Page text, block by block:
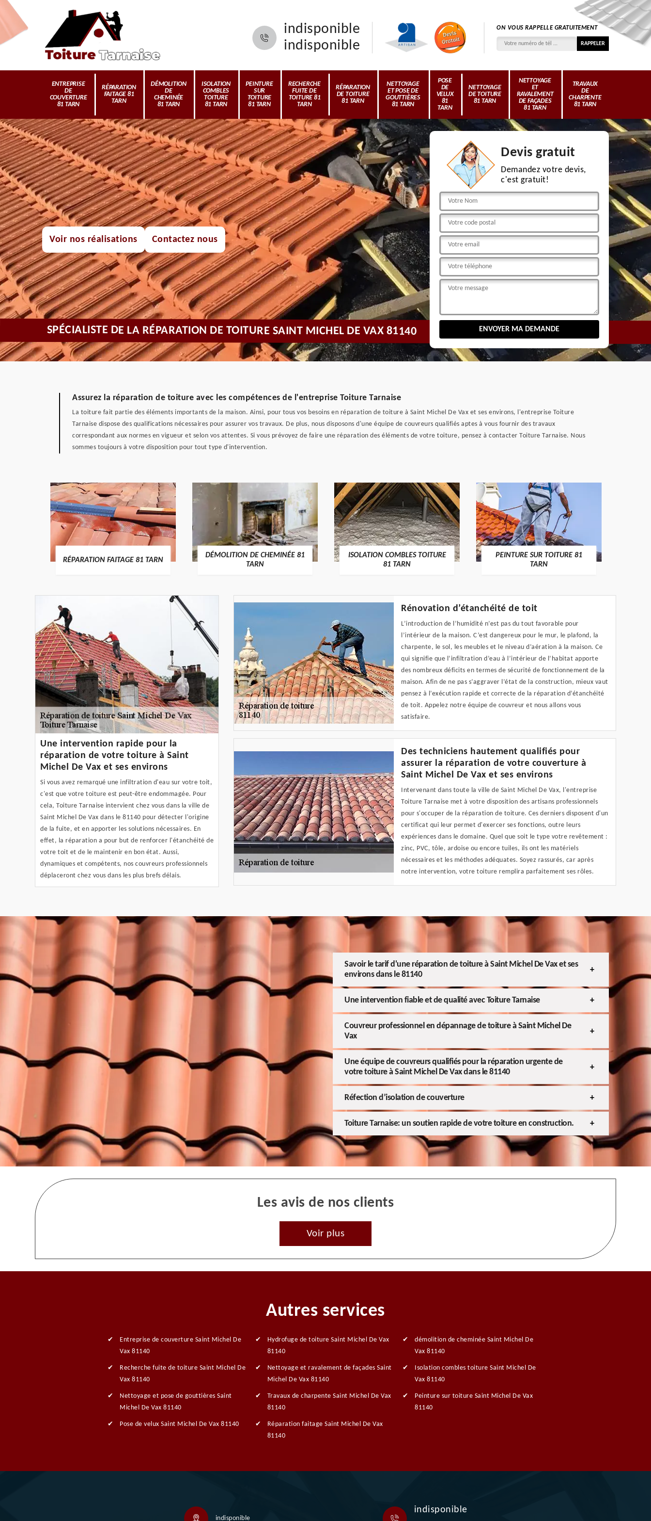
indisponible
indisponible
ON VOUS RAPPELLE GRATUITEMENT
ENTREPRISE
DE
COUVERTURE
81 TARN
RÉPARATION
FAITAGE 81
TARN
DÉMOLITION
DE
CHEMINÉE
81 TARN
ISOLATION
COMBLES
TOITURE
81 TARN
PEINTURE
SUR
TOITURE
81 TARN
RECHERCHE
FUITE DE
TOITURE 81
TARN
RÉPARATION
DE TOITURE
81 TARN
NETTOYAGE
ET POSE DE
GOUTTIÈRES
81 TARN
POSE
DE
VELUX
81
TARN
NETTOYAGE
DE TOITURE
81 TARN
NETTOYAGE
ET
RAVALEMENT
DE FAÇADES
81 TARN
TRAVAUX
DE
CHARPENTE
81 TARN
Voir nos réalisations Contactez nous
Devis gratuit
Demandez votre devis,
c'est gratuit!
SPÉCIALISTE DE LA RÉPARATION DE TOITURE SAINT MICHEL DE VAX 81140
Assurez la réparation de toiture avec les compétences de l'entreprise Toiture Tarnaise
La toiture fait partie des éléments importants de la maison. Ainsi, pour tous vos besoins en réparation de toiture à Saint Michel De Vax et ses environs, l'entreprise Toiture
Tarnaise dispose des qualifications nécessaires pour assurer vos travaux. De plus, nous disposons d'une équipe de couvreurs qualifiés aptes à vous fournir des travaux
correspondant aux normes en vigueur et selon vos attentes. Si vous prévoyez de faire une réparation des éléments de votre toiture, pensez à contacter Toiture Tarnaise. Nous
sommes toujours à votre disposition pour tout type d'intervention.
RÉPARATION FAITAGE 81 TARN
DÉMOLITION DE CHEMINÉE 81
TARN
ISOLATION COMBLES TOITURE
81 TARN
PEINTURE SUR TOITURE 81
TARN
Une intervention rapide pour la
réparation de votre toiture à Saint
Michel De Vax et ses environs
Si vous avez remarqué une infiltration d'eau sur votre toit,
c'est que votre toiture est peut-être endommagée. Pour
cela, Toiture Tarnaise intervient chez vous dans la ville de
Saint Michel De Vax dans le 81140 pour détecter l'origine
de la fuite, et en apporter les solutions nécessaires. En
effet, la réparation a pour but de renforcer l'étanchéité de
votre toit et de le maintenir en bon état. Aussi,
dynamiques et compétents, nos couvreurs professionnels
déplaceront chez vous dans les plus brefs délais.
Rénovation d’étanchéité de toit
L’introduction de l’humidité n’est pas du tout favorable pour
l’intérieur de la maison. C’est dangereux pour le mur, le plafond, la
charpente, le sol, les meubles et le niveau d’aération à la maison. Ce
qui signifie que l’infiltration d’eau à l’intérieur de l’habitat apporte
des nombreux déficits en termes de sécurité de fonctionnement de la
maison. Afin de ne pas s’aggraver l’état de la construction, mieux vaut
pensez à l’exécution rapide et correcte de la réparation d’étanchéité
de toit. Appelez notre équipe de couvreur et nous allons vous
satisfaire.
Des techniciens hautement qualifiés pour
assurer la réparation de votre couverture à
Saint Michel De Vax et ses environs
Intervenant dans toute la ville de Saint Michel De Vax, l'entreprise
Toiture Tarnaise met à votre disposition des artisans professionnels
pour s'occuper de la réparation de toiture. Ces derniers disposent d'un
certificat qui leur permet d'exercer ses fonctions, outre leurs
expériences dans le domaine. Quel que soit le type votre revêtement :
zinc, PVC, tôle, ardoise ou encore tuiles, ils ont les matériels
nécessaires et les méthodes adéquates. Soyez rassurés, car après
notre intervention, votre toiture remplira parfaitement ses rôles.
Savoir le tarif d'une réparation de toiture à Saint Michel De Vax et ses
environs dans le 81140
Une intervention fiable et de qualité avec Toiture Tarnaise
Couvreur professionnel en dépannage de toiture à Saint Michel De
Vax
Une équipe de couvreurs qualifiés pour la réparation urgente de
votre toiture à Saint Michel De Vax dans le 81140
Réfection d’isolation de couverture
Toiture Tarnaise: un soutien rapide de votre toiture en construction.
Les avis de nos clients
Voir plus
Autres services
Entreprise de couverture Saint Michel De
Vax 81140
Recherche fuite de toiture Saint Michel De
Vax 81140
Nettoyage et pose de gouttières Saint
Michel De Vax 81140
Pose de velux Saint Michel De Vax 81140
Hydrofuge de toiture Saint Michel De Vax
81140
Nettoyage et ravalement de façades Saint
Michel De Vax 81140
Travaux de charpente Saint Michel De Vax
81140
Réparation faitage Saint Michel De Vax
81140
démolition de cheminée Saint Michel De
Vax 81140
Isolation combles toiture Saint Michel De
Vax 81140
Peinture sur toiture Saint Michel De Vax
81140
indisponible
indisponible